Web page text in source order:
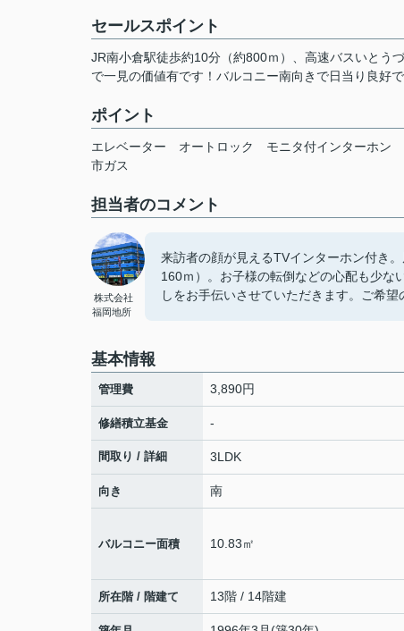
セールスポイント
JR南小倉駅徒歩約10分（約800ｍ）、高速バスいとう
で一見の価値有です！バルコニー南向きで日当り良好で
ポイント
エレベーター オートロック モニタ付インターホン
市ガス
担当者のコメント
株式会社
福岡地所
来訪者の顔が見えるTVインターホン付き
160ｍ）。お子様の転倒などの心配も少な
しをお手伝いさせていただきます。ご希
基本情報
管理費 3,890円
修繕積立基金 -
間取り / 詳細 3LDK
向き 南
バルコニー面積 10.83㎡
所在階 / 階建て 13階 / 14階建